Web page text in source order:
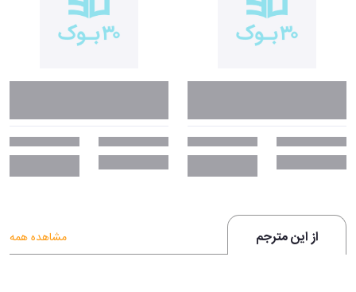
از این مترجم مشاهده همه